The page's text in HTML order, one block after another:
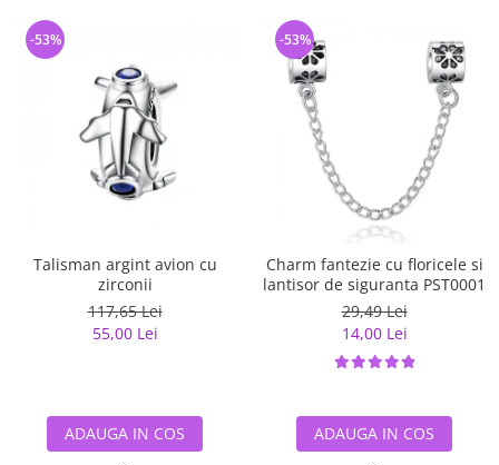
Talisman argint avion cu
zirconii
117,65 Lei
55,00 Lei
-53%
ADAUGA IN COS
Charm fantezie cu floricele si
lantisor de siguranta PST0001
29,49 Lei
14,00 Lei
-53%
ADAUGA IN COS